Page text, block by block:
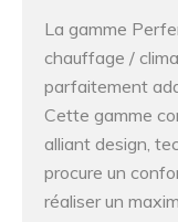
La gamme
chauffage /
parfaitement
Cette gamme
alliant design,
procure un
réaliser un